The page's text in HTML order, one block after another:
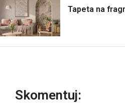
Tapeta na
Skomentuj: